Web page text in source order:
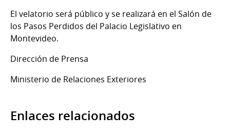
El velatorio será público y se realizará en el Salón de
los Pasos Perdidos del Palacio Legislativo en
Montevideo.
Dirección de Prensa
Ministerio de Relaciones Exteriores
Enlaces relacionados